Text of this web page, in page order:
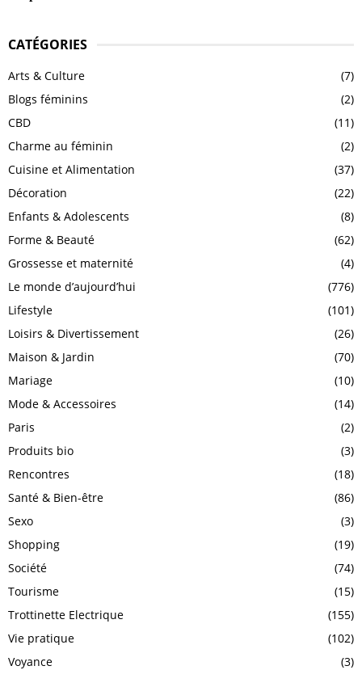
CATÉGORIES
Arts & Culture
(7)
Blogs féminins
(2)
CBD
(11)
Charme au féminin
(2)
Cuisine et Alimentation
(37)
Décoration
(22)
Enfants & Adolescents
(8)
Forme & Beauté
(62)
Grossesse et maternité
(4)
Le monde d’aujourd’hui
(776)
Lifestyle
(101)
Loisirs & Divertissement
(26)
Maison & Jardin
(70)
Mariage
(10)
Mode & Accessoires
(14)
Paris
(2)
Produits bio
(3)
Rencontres
(18)
Santé & Bien-être
(86)
Sexo
(3)
Shopping
(19)
Société
(74)
Tourisme
(15)
Trottinette Electrique
(155)
Vie pratique
(102)
Voyance
(3)